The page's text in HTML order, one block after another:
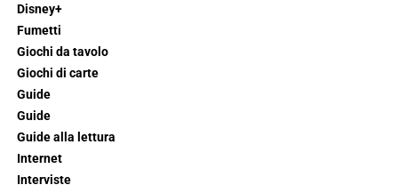
Disney+
Fumetti
Giochi da tavolo
Giochi di carte
Guide
Guide
Guide alla lettura
Internet
Interviste